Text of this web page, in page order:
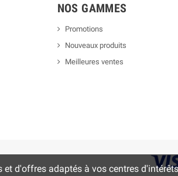
NOS GAMMES
Promotions
Nouveaux produits
Meilleures ventes
et d'offres adaptés à vos centres